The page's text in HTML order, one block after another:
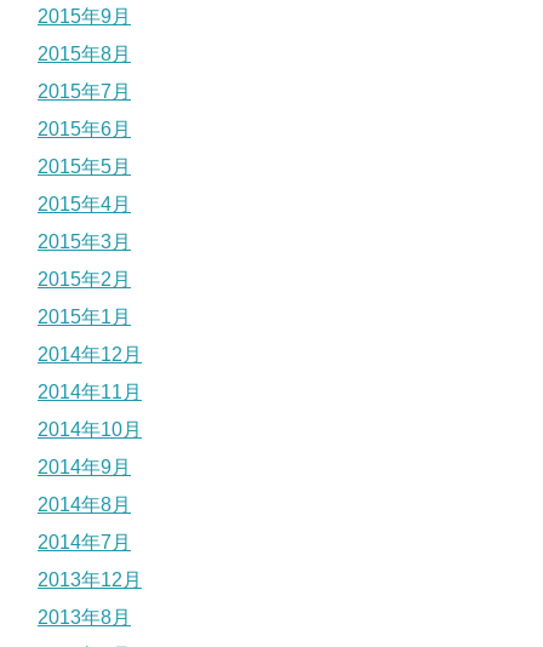
2015年9月
2015年8月
2015年7月
2015年6月
2015年5月
2015年4月
2015年3月
2015年2月
2015年1月
2014年12月
2014年11月
2014年10月
2014年9月
2014年8月
2014年7月
2013年12月
2013年8月